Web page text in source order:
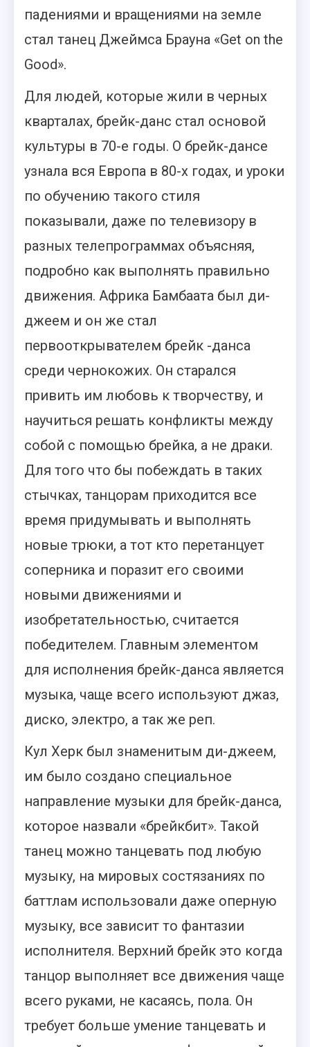
падениями и вращениями на земле
стал танец Джеймса Брауна «Get on the
Good».
Для людей, которые жили в черных
кварталах, брейк-данс стал основой
культуры в 70-е годы. О брейк-дансе
узнала вся Европа в 80-х годах, и уроки
по обучению такого стиля
показывали, даже по телевизору в
разных телепрограммах объясняя,
подробно как выполнять правильно
движения. Африка Бамбаата был ди-
джеем и он же стал
первооткрывателем брейк -данса
среди чернокожих. Он старался
привить им любовь к творчеству, и
научиться решать конфликты между
собой с помощью брейка, а не драки.
Для того что бы побеждать в таких
стычках, танцорам приходится все
время придумывать и выполнять
новые трюки, а тот кто перетанцует
соперника и поразит его своими
новыми движениями и
изобретательностью, считается
победителем. Главным элементом
для исполнения брейк-данса является
музыка, чаще всего используют джаз,
диско, электро, а так же реп.
Кул Херк был знаменитым ди-джеем,
им было создано специальное
направление музыки для брейк-данса,
которое назвали «брейкбит». Такой
танец можно танцевать под любую
музыку, на мировых состязаниях по
баттлам использовали даже оперную
музыку, все зависит то фантазии
исполнителя. Верхний брейк это когда
танцор выполняет все движения чаще
всего руками, не касаясь, пола. Он
требует больше умение танцевать и